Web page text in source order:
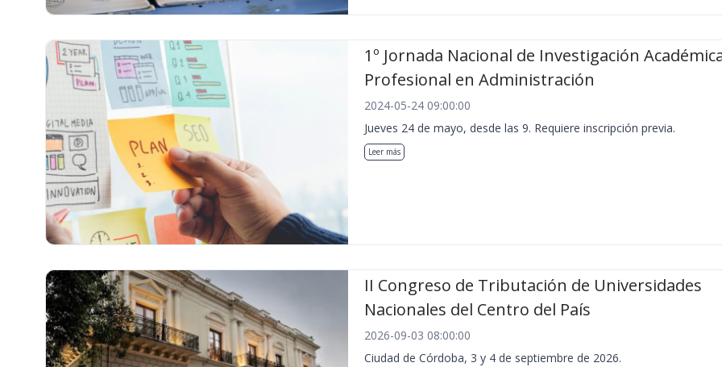
1º Jornada Nacional de Investigación
Profesional en Administración
2024-05-24 09:00:00
Jueves 24 de mayo, desde las 9. Requiere inscripción previa.
Leer más
II Congreso de Tributación de Universidades
Nacionales del Centro del País
2026-09-03 08:00:00
Ciudad de Córdoba, 3 y 4 de septiembre de 2026.